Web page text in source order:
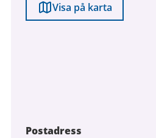
Visa på karta
Postadress